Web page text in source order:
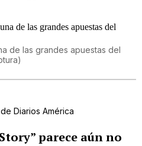
de las grandes apuestas del
)
Diarios América
parece aún no